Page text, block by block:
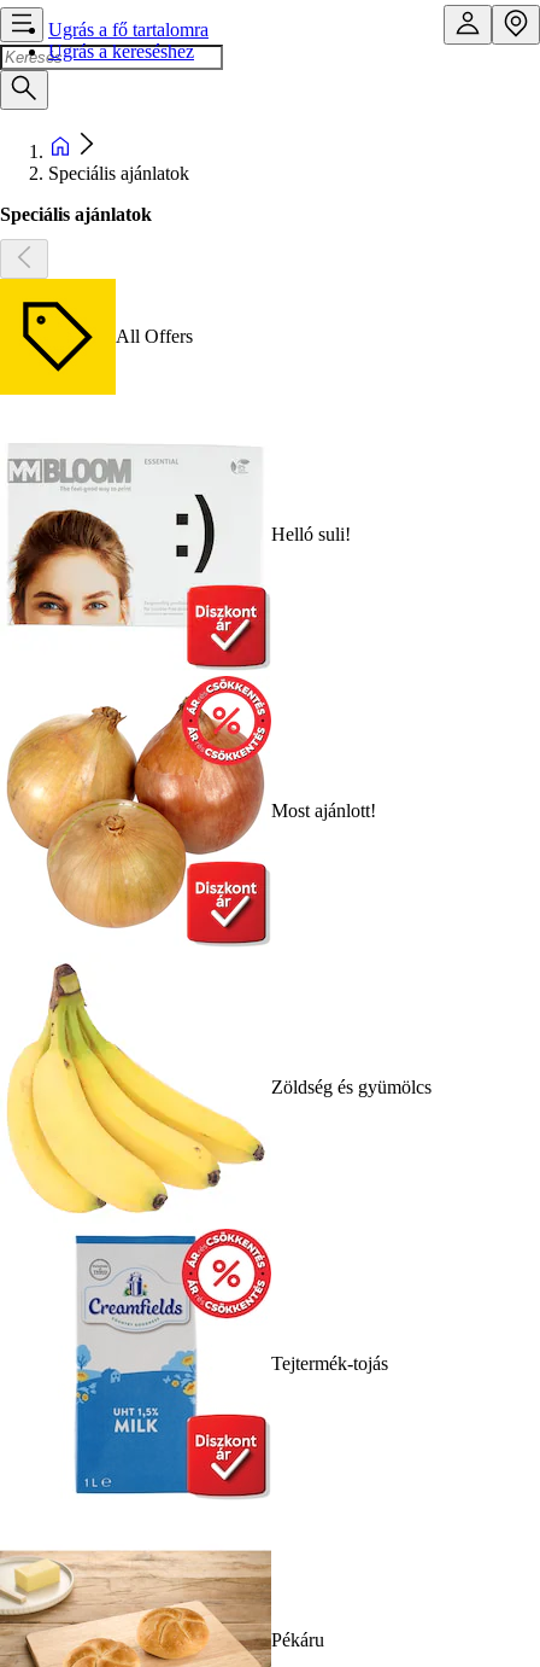
Ugrás a fő tartalomra
Ugrás a kereséshez
Speciális ajánlatok
Speciális ajánlatok
All Offers
Helló suli!
Most ajánlott!
Zöldség és gyümölcs
Tejtermék-tojás
Pékáru